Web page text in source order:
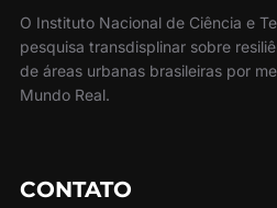
O Instituto Nacional de Ciência e
pesquisa transdisplinar sobre
de áreas urbanas brasileiras por
Mundo Real.
CONTATO